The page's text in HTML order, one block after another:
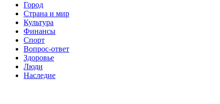
Город
Страна и мир
Культура
Финансы
Спорт
Вопрос-ответ
Здоровье
Люди
Наследие